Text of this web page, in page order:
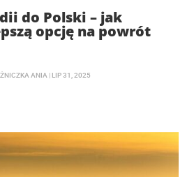
do Polski – jak
opcję na powrót
ANIA LIP 31, 2025